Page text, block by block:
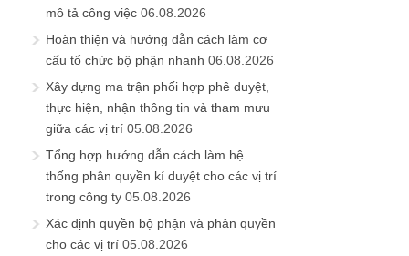
mô tả công việc 06.08.2026
Hoàn thiện và hướng dẫn cách làm cơ
cấu tổ chức bộ phận nhanh 06.08.2026
Xây dựng ma trận phối hợp phê duyệt,
thực hiện, nhận thông tin và tham mưu
giữa các vị trí 05.08.2026
Tổng hợp hướng dẫn cách làm hệ
thống phân quyền kí duyệt cho các vị trí
trong công ty 05.08.2026
Xác định quyền bộ phận và phân quyền
cho các vị trí 05.08.2026